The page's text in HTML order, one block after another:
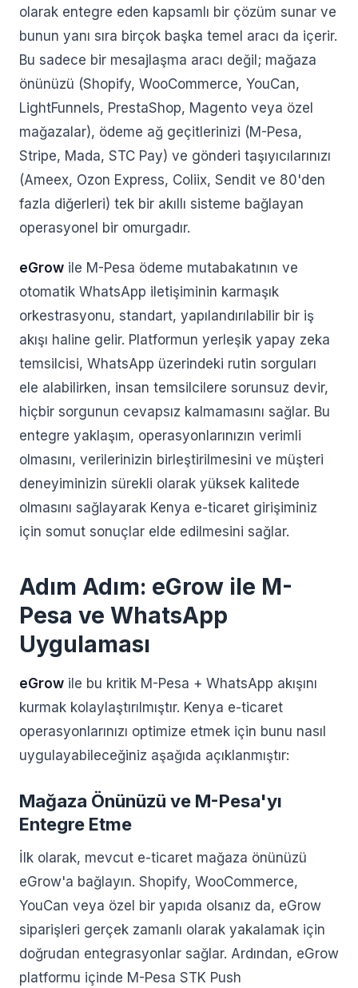
olarak entegre eden kapsamlı bir çözüm sunar ve
bunun yanı sıra birçok başka temel aracı da içerir.
Bu sadece bir mesajlaşma aracı değil; mağaza
önünüzü (Shopify, WooCommerce, YouCan,
LightFunnels, PrestaShop, Magento veya özel
mağazalar), ödeme ağ geçitlerinizi (M-Pesa,
Stripe, Mada, STC Pay) ve gönderi taşıyıcılarınızı
(Ameex, Ozon Express, Coliix, Sendit ve 80'den
fazla diğerleri) tek bir akıllı sisteme bağlayan
operasyonel bir omurgadır.
eGrow ile M-Pesa ödeme mutabakatının ve
otomatik WhatsApp iletişiminin karmaşık
orkestrasyonu, standart, yapılandırılabilir bir iş
akışı haline gelir. Platformun yerleşik yapay zeka
temsilcisi, WhatsApp üzerindeki rutin sorguları
ele alabilirken, insan temsilcilere sorunsuz devir,
hiçbir sorgunun cevapsız kalmamasını sağlar. Bu
entegre yaklaşım, operasyonlarınızın verimli
olmasını, verilerinizin birleştirilmesini ve müşteri
deneyiminizin sürekli olarak yüksek kalitede
olmasını sağlayarak Kenya e-ticaret girişiminiz
için somut sonuçlar elde edilmesini sağlar.
Adım Adım: eGrow ile M-
Pesa ve WhatsApp
Uygulaması
eGrow ile bu kritik M-Pesa + WhatsApp akışını
kurmak kolaylaştırılmıştır. Kenya e-ticaret
operasyonlarınızı optimize etmek için bunu nasıl
uygulayabileceğiniz aşağıda açıklanmıştır:
Mağaza Önünüzü ve M-Pesa'yı
Entegre Etme
İlk olarak, mevcut e-ticaret mağaza önünüzü
eGrow'a bağlayın. Shopify, WooCommerce,
YouCan veya özel bir yapıda olsanız da, eGrow
siparişleri gerçek zamanlı olarak yakalamak için
doğrudan entegrasyonlar sağlar. Ardından, eGrow
platformu içinde M-Pesa STK Push